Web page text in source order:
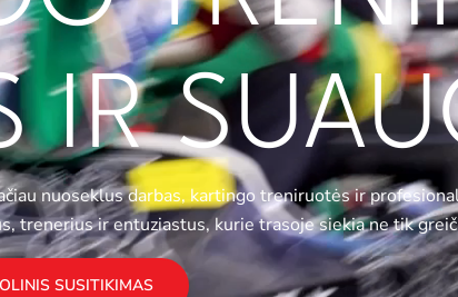
IR
nuoseklus darbas, kartingo treniruotės ir
trenerius ir entuziastus, kurie trasoje siekia ne tik
SUSITIKIMAS